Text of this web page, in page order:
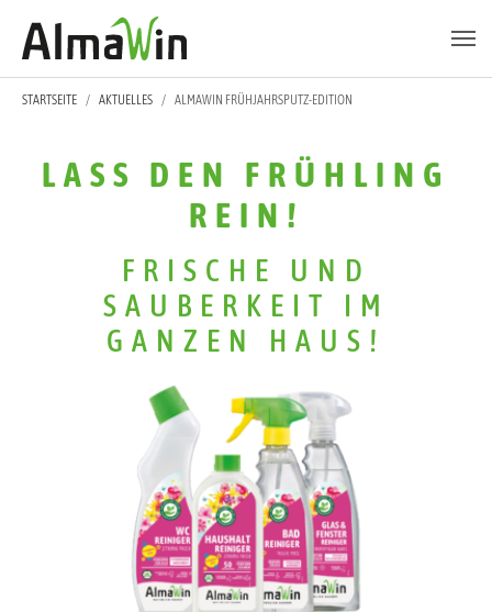
Zum Hauptinhalt springen
Skip to page footer
STARTSEITE
AKTUELLES ALMAWIN FRÜHJAHRSPUTZ-EDITION
LASS DEN FRÜHLING
REIN!
FRISCHE UND
SAUBERKEIT IM
GANZEN HAUS!